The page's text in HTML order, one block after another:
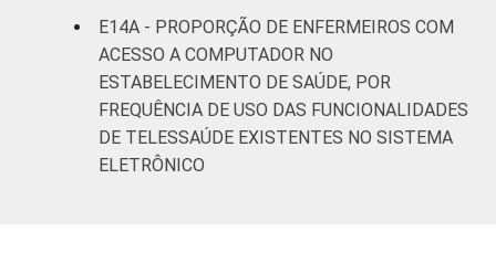
E14A - PROPORÇÃO DE ENFERMEIROS COM
ACESSO A COMPUTADOR NO
ESTABELECIMENTO DE SAÚDE, POR
FREQUÊNCIA DE USO DAS FUNCIONALIDADES
DE TELESSAÚDE EXISTENTES NO SISTEMA
ELETRÔNICO